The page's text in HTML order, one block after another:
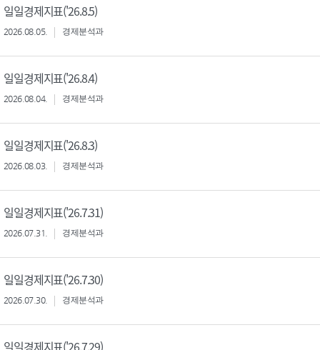
일일경제지표('26.8.5)
2026.08.05. 경제분석과
일일경제지표('26.8.4)
2026.08.04. 경제분석과
일일경제지표('26.8.3)
2026.08.03. 경제분석과
일일경제지표('26.7.31)
2026.07.31. 경제분석과
일일경제지표('26.7.30)
2026.07.30. 경제분석과